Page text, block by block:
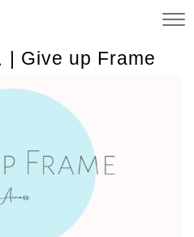
| Give up Frame